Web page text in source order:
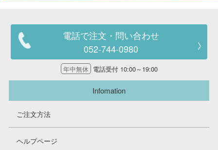
電話で注文・問い合わせ
052-744-0980
年中無休 電話受付 10:00～19:00
Infomation
ご注文方法
ヘルプページ